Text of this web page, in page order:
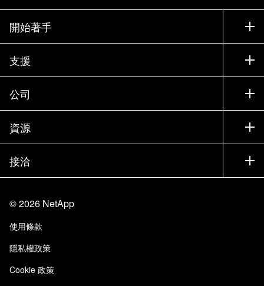
開始著手
如何購買
聯絡銷售人員
尋找合作夥伴
試用產品
執行簡報
產品（依英文字母順序排列）
支援
支援
訓練
說明文件
知識庫
社群
學習
公司
公司
合作夥伴
工作機會
信任中心
責任與永續
品質認證
NetApp Instaclustr
資源
新聞
活動
部落格
客戶使用經驗
客戶成功案例
接洽
網站意見反應
存取性
電子郵件訂閱
©2026 NetApp
使用條款
隱私權政策
Cookie 政策